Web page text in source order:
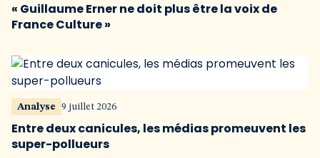
« Guillaume Erner ne doit plus être la voix de
France Culture »
Analyse 9 juillet 2026
Entre deux canicules, les médias promeuvent les
super-pollueurs